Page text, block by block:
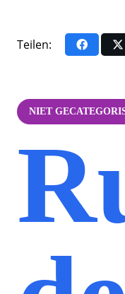
Teilen:
NIET